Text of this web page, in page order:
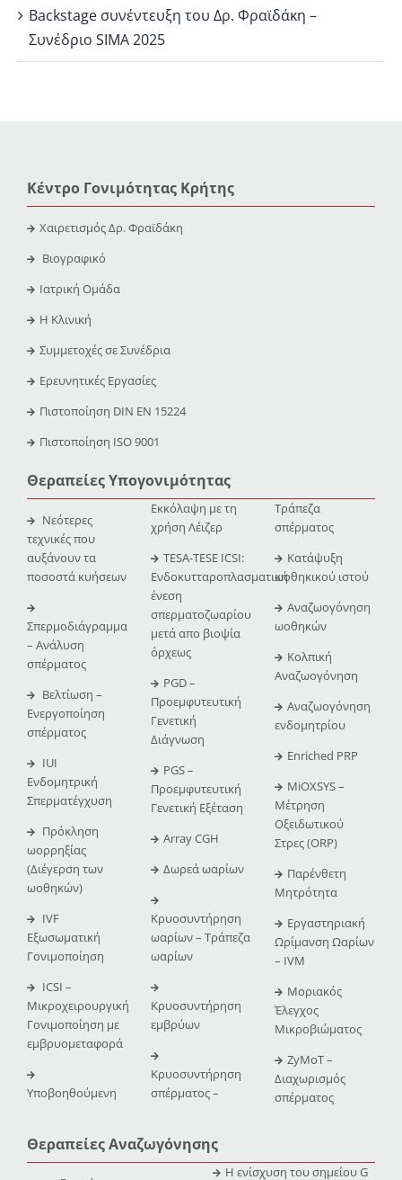
Backstage συνέντευξη του Δρ. Φραϊδάκη –
Συνέδριο SIMA 2025
Κέντρο Γονιμότητας Κρήτης
Χαιρετισμός Δρ. Φραϊδάκη
Βιογραφικό
Ιατρική Ομάδα
Η Κλινική
Συμμετοχές σε Συνέδρια
Ερευνητικές Εργασίες
Πιστοποίηση DIN EN 15224
Πιστοποίηση ISO 9001
Θεραπείες Υπογονιμότητας
Νεότερες
τεχνικές που
αυξάνουν τα
ποσοστά κυήσεων
Σπερμοδιάγραμμα
– Ανάλυση
σπέρματος
Βελτίωση –
Ενεργοποίηση
σπέρματος
IUI
Ενδομητρική
Σπερματέγχυση
Πρόκληση
ωορρηξίας
(Διέγερση των
ωοθηκών)
IVF
Εξωσωματική
Γονιμοποίηση
ICSI –
Μικροχειρουργική
Γονιμοποίηση με
εμβρυομεταφορά
Υποβοηθούμενη
Εκκόλαψη με τη
χρήση Λέιζερ
TESA-TESE ICSI:
Ενδοκυτταροπλασματική
ένεση
σπερματοζωαρίου
μετά απο βιοψία
όρχεως
PGD –
Προεμφυτευτική
Γενετική
Διάγνωση
PGS –
Προεμφυτευτική
Γενετική Εξέταση
Array CGH
Δωρεά ωαρίων
Κρυοσυντήρηση
ωαρίων – Τράπεζα
ωαρίων
Κρυοσυντήρηση
εμβρύων
Κρυοσυντήρηση
σπέρματος –
Τράπεζα
σπέρματος
Κατάψυξη
ωοθηκικού ιστού
Αναζωογόνηση
ωοθηκών
Κολπική
Αναζωογόνηση
Αναζωογόνηση
ενδομητρίου
Enriched PRP
MiOXSYS –
Μέτρηση
Οξειδωτικού
Στρες (ORP)
Παρένθετη
Μητρότητα
Εργαστηριακή
Ωρίμανση Ωαρίων
– IVM
Μοριακός
Έλεγχος
Μικροβιώματος
ZyMoT –
Διαχωρισμός
σπέρματος
Θεραπείες Αναζωγόνησης
Η ενίσχυση του σημείου G